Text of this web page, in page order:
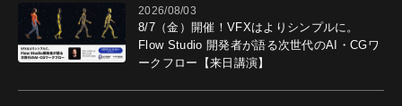
2026/08/03
8/7（金）開催！VFXはよりシンプルに。
Flow Studio 開発者が語る次世代のAI・CGワ
ークフロー【来日講演】